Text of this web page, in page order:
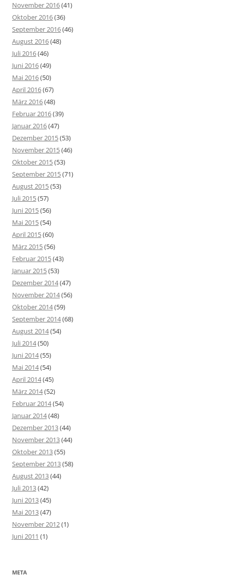
November 2016(41)
Oktober 2016(36)
September 2016(46)
August 2016(48)
Juli 2016(46)
Juni 2016(49)
Mai 2016(50)
April 2016(67)
März 2016(48)
Februar 2016(39)
Januar 2016(47)
Dezember 2015(53)
November 2015(46)
Oktober 2015(53)
September 2015(71)
August 2015(53)
Juli 2015(57)
Juni 2015(56)
Mai 2015(54)
April 2015(60)
März 2015(56)
Februar 2015(43)
Januar 2015(53)
Dezember 2014(47)
November 2014(56)
Oktober 2014(59)
September 2014(68)
August 2014(54)
Juli 2014(50)
Juni 2014(55)
Mai 2014(54)
April 2014(45)
März 2014(52)
Februar 2014(54)
Januar 2014(48)
Dezember 2013(44)
November 2013(44)
Oktober 2013(55)
September 2013(58)
August 2013(44)
Juli 2013(42)
Juni 2013(45)
Mai 2013(47)
November 2012(1)
Juni 2011 (1)
META